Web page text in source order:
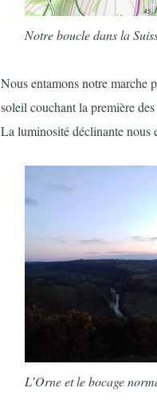
Notre boucle dans la
Nous entamons notre marche
soleil couchant la première
La luminosité déclinante nous
L’Orne et le bocage